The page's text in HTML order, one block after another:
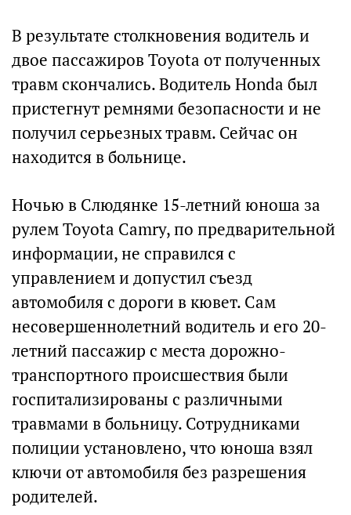
В результате столкновения водитель и
двое пассажиров Toyota от полученных
травм скончались. Водитель Honda был
пристегнут ремнями безопасности и не
получил серьезных травм. Сейчас он
находится в больнице.
Ночью в Слюдянке 15-летний юноша за
рулем Toyota Camry, по предварительной
информации, не справился с
управлением и допустил съезд
автомобиля с дороги в кювет. Сам
несовершеннолетний водитель и его 20-
летний пассажир с места дорожно-
транспортного происшествия были
госпитализированы с различными
травмами в больницу. Сотрудниками
полиции установлено, что юноша взял
ключи от автомобиля без разрешения
родителей.